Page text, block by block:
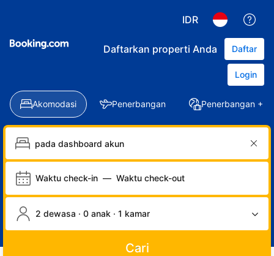
IDR
Daftarkan properti Anda Daftar
Login
Akomodasi Penerbangan Penerbangan +
Waktu check-in — Waktu check-out
2 dewasa · 0 anak · 1 kamar
Cari